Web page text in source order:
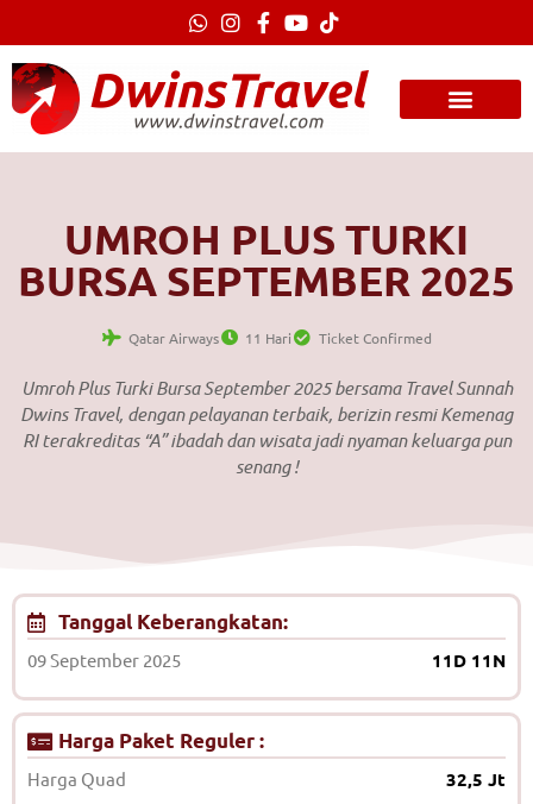
konten
UMROH PLUS TURKI
BURSA SEPTEMBER 2025
Qatar Airways 11 Hari Ticket Confirmed
Umroh Plus Turki Bursa September 2025 bersama Travel Sunnah
Dwins Travel, dengan pelayanan terbaik, berizin resmi Kemenag
RI terakreditas “A” ibadah dan wisata jadi nyaman keluarga pun
senang !
Tanggal Keberangkatan:
09 September 2025 11D 11N
Harga Paket Reguler :
Harga Quad 32,5 Jt